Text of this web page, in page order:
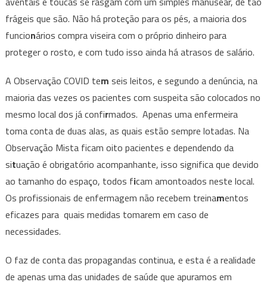
frágeis que são. Não há proteção para os pés, a maioria dos
funcionários compra viseira com o próprio dinheiro para
proteger o rosto, e com tudo isso ainda há atrasos de salário.
A Observação COVID tem seis leitos, e segundo a denúncia, na
maioria das vezes os pacientes com suspeita são colocados no
mesmo local dos já confirmados. Apenas uma enfermeira
toma conta de duas alas, as quais estão sempre lotadas. Na
Observação Mista ficam oito pacientes e dependendo da
situação é obrigatório acompanhante, isso significa que devido
ao tamanho do espaço, todos ficam amontoados neste local.
Os profissionais de enfermagem não recebem treinamentos
eficazes para quais medidas tomarem em caso de
necessidades.
O faz de conta das propagandas continua, e esta é a realidade
de apenas uma das unidades de saúde que apuramos em